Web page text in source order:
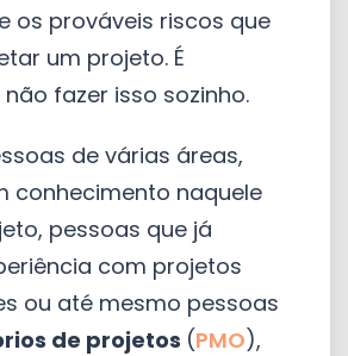
os prováveis riscos que
um projeto. É
fazer isso sozinho.
de várias áreas,
conhecimento naquele
pessoas que já
com projetos
ou até mesmo pessoas
de projetos (PMO),